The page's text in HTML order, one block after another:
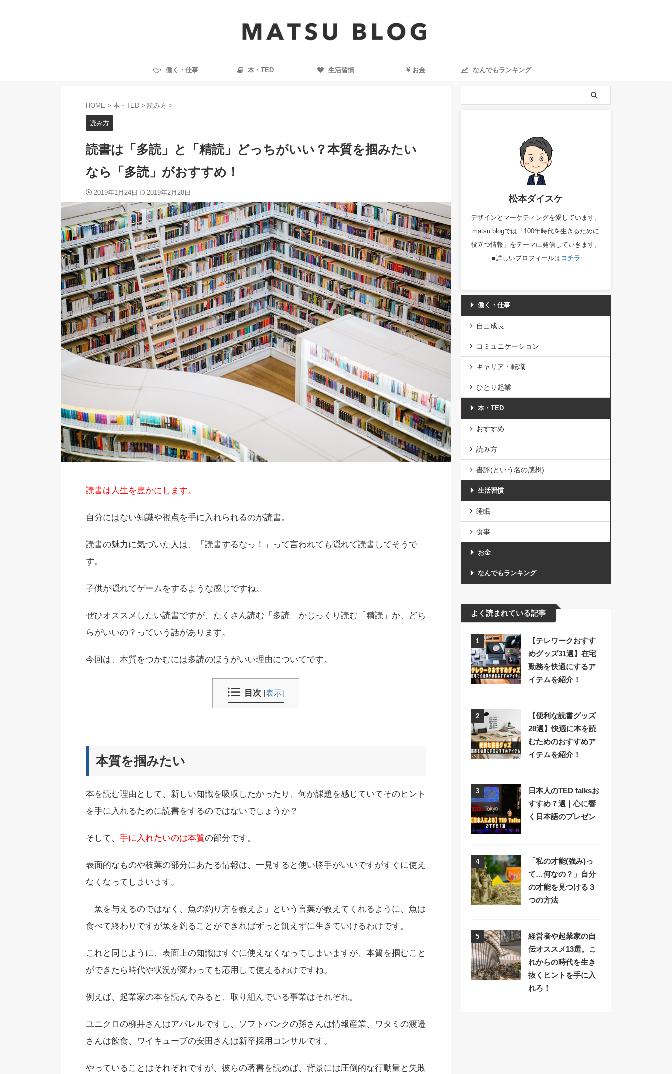
働く・仕事 本・TED 生活習慣 お金 なんでもランキング
HOME > 本・TED > 読み方 >
読み方
読書は「多読」と「精読」どっちがいい？本質を掴みたい
なら「多読」がおすすめ！
2019年1月24日 2019年2月28日
読書は人生を豊かにします。
自分にはない知識や視点を手に入れられるのが読書。
読書の魅力に気づいた人は、「読書するなっ！」って言われても隠れて読書してそうで
す。
子供が隠れてゲームをするような感じですね。
ぜひオススメしたい読書ですが、 たくさん読む「多読」かじっくり読む「精読」か、どち
らがいいの？ っていう話があります。
今回は、本質をつかむには多読のほうがいい理由についてです。
目次 [表示]
本質を掴みたい
本を読む理由として、新しい知識を吸収したかったり、何か課題を感じていてそのヒント
を手に入れるために読書をするのではないでしょうか？
そして、 手に入れたいのは本質の部分です。
表面的なものや枝葉の部分にあたる情報は、一見すると使い勝手がいいですがすぐに使え
なくなってしまいます。
「魚を与えるのではなく、魚の釣り方を教えよ」という言葉が教えてくれるように、魚は
食べて終わりですが魚を釣ることができればずっと飢えずに生きていけるわけです。
これと同じように、 表面上の知識はすぐに使えなくなってしまいますが、本質を掴むこと
ができたら時代や状況が変わっても応用して使えるわけですね。
例えば、起業家の本を読んでみると、取り組んでいる事業はそれぞれ。
ユニクロの柳井さんはアパレルですし、ソフトバンクの孫さんは情報産業、ワタミの渡邉
さんは飲食、ワイキューブの安田さんは新卒採用コンサルです。
やっていることはそれぞれですが、彼らの著書を読めば、背景には圧倒的な行動量と失敗
松本ダイスケ
デザインとマーケティングを愛しています。
matsu blogでは「100年時代を生きるために
役立つ情報」をテーマに発信していきます。
■詳しいプロフィールは コチラ
働く・仕事
自己成長
コミュニケーション
キャリア・転職
ひとり起業
本・TED
おすすめ
読み方
書評(という名の感想)
生活習慣
睡眠
食事
お金
なんでもランキング
よく読まれている記事
1
【テレワークおすす
めグッズ31選】在宅
勤務を快適にするア
イテムを紹介！
2
【便利な読書グッズ
28選】快適に本を読
むためのおすすめア
イテムを紹介！
3
日本人のTED talksお
すすめ７選｜心に響
く日本語のプレゼン
4
「私の才能(強み)っ
て…何なの？」自分
の才能を見つける３
つの方法
5
経営者や起業家の自
伝オススメ13選。こ
れからの時代を生き
抜くヒントを手に入
れろ！